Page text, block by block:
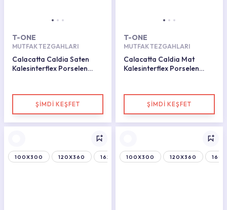
T-ONE
MUTFAK TEZGAHLARI
Calacatta Caldia Saten
Kalesinterflex Porselen
ŞİMDİ KEŞFET
T-ONE
MUTFAK TEZGAHLARI
Calacatta Caldia Mat
Kalesinterflex Porselen
ŞİMDİ KEŞFET
100X300 120X360 162X323 100X300 120X360